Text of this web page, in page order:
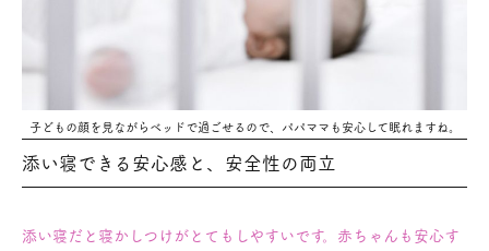
子どもの顔を見ながらベッドで過ごせるので、パパママも安心して眠れますね。
添い寝できる安心感と、安全性の両立
添い寝だと寝かしつけがとてもしやすいです。 赤ちゃんも安心す